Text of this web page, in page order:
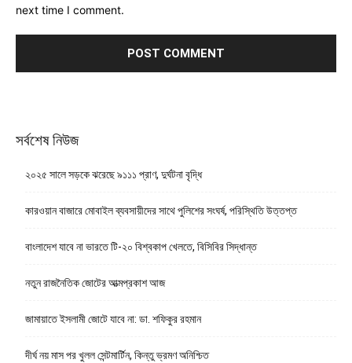
next time I comment.
সর্বশেষ নিউজ
২০২৫ সালে সড়কে ঝরেছে ৯১১১ প্রাণ, দুর্ঘটনা বৃদ্ধি
কারওয়ান বাজারে মোবাইল ব্যবসায়ীদের সাথে পুলিশের সংঘর্ষ, পরিস্থিতি উত্তপ্ত
বাংলাদেশ যাবে না ভারতে টি-২০ বিশ্বকাপ খেলতে, বিসিবির সিদ্ধান্ত
নতুন রাজনৈতিক জোটের আত্মপ্রকাশ আজ
জামায়াতে ইসলামী জোটে যাবে না: ডা. শফিকুর রহমান
দীর্ঘ নয় মাস পর খুলল সেন্টমার্টিন, কিন্তু ভ্রমণ অনিশ্চিত